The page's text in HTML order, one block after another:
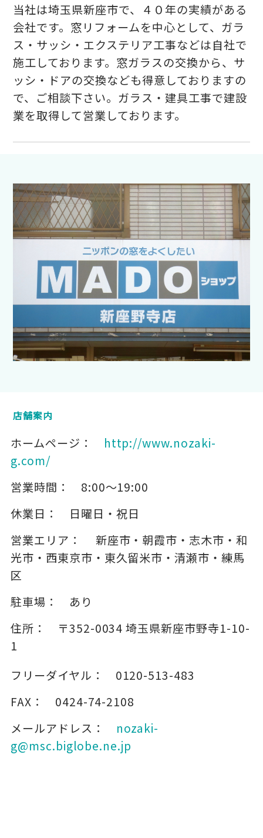
当社は埼玉県新座市で、４０年の実績がある
会社です。窓リフォームを中心として、ガラ
ス・サッシ・エクステリア工事などは自社で
施工しております。窓ガラスの交換から、サ
ッシ・ドアの交換なども得意しておりますの
で、ご相談下さい。ガラス・建具工事で建設
業を取得して営業しております。
店舗案内
ホームページ：
http://www.nozaki-
g.com/
営業時間：
8:00～19:00
休業日：
日曜日・祝日
営業エリア：
新座市・朝霞市・志木市・和
光市・西東京市・東久留米市・清瀬市・練馬
区
駐車場：
あり
住所：
〒352-0034 埼玉県新座市野寺1-10-
1
フリーダイヤル：
0120-513-483
FAX：
0424-74-2108
メールアドレス：
nozaki-
g@msc.biglobe.ne.jp